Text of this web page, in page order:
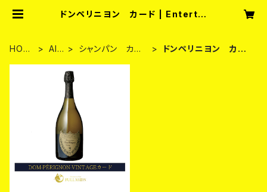
ドンペリニヨン カード | Entertai
HOM
AIR
シャンパン カー
ドンペリニヨン カー